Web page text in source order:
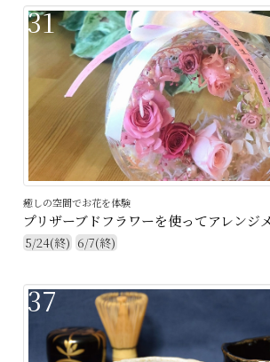
31
癒しの空間でお花を体験
プリザーブドフラワーを使ってアレンジ
5/24(終) 6/7(終)
37